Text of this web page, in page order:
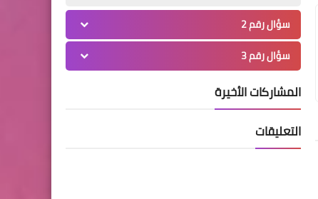
سؤال رقم 2
سؤال رقم 3
المشاركات الأخيرة
التعليقات